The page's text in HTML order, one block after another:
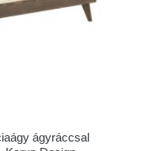
ágyráccsal